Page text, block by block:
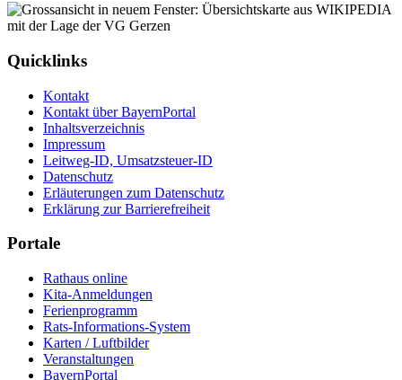
Quicklinks
Kontakt
Kontakt über BayernPortal
Inhaltsverzeichnis
Impressum
Leitweg-ID, Umsatzsteuer-ID
Datenschutz
Erläuterungen zum Datenschutz
Erklärung zur Barrierefreiheit
Portale
Rathaus online
Kita-Anmeldungen
Ferienprogramm
Rats-Informations-System
Karten / Luftbilder
Veranstaltungen
BayernPortal